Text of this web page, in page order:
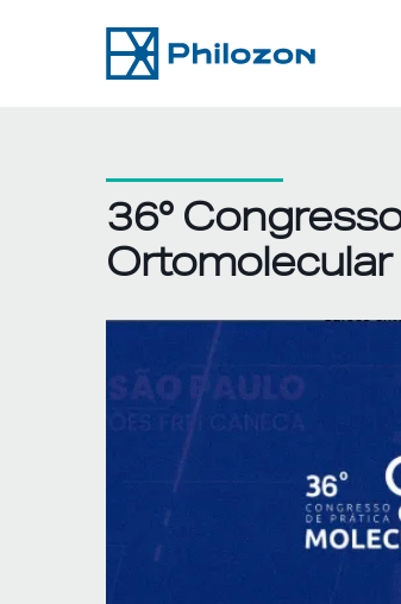
36°
Ortomolecular